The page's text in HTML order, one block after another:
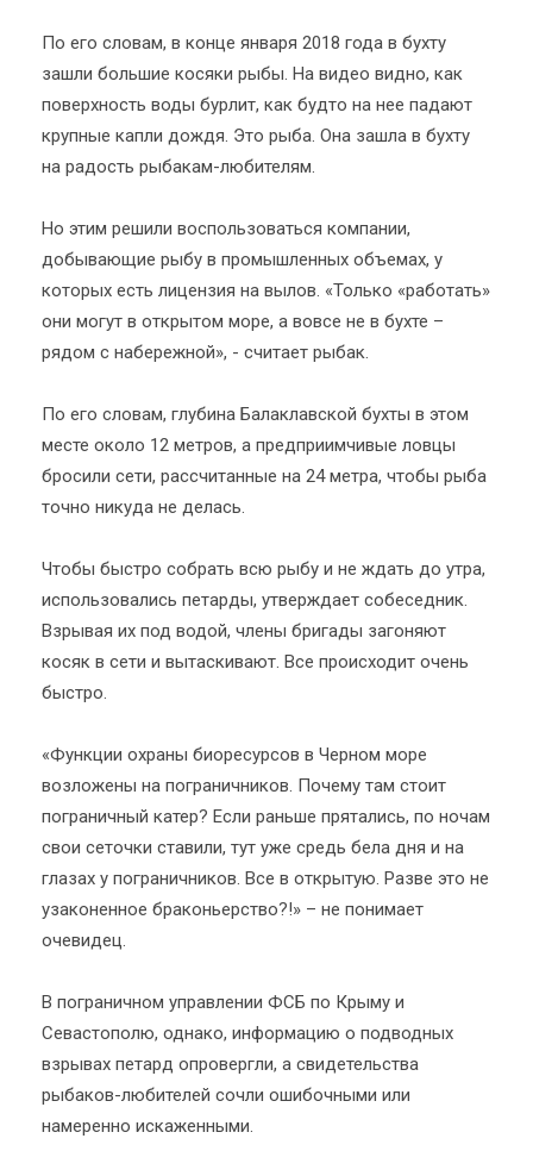
По его словам, в конце января 2018 года в бухту
зашли большие косяки рыбы. На видео видно, как
поверхность воды бурлит, как будто на нее падают
крупные капли дождя. Это рыба. Она зашла в бухту
на радость рыбакам-любителям.
Но этим решили воспользоваться компании,
добывающие рыбу в промышленных объемах, у
которых есть лицензия на вылов. «Только «работать»
они могут в открытом море, а вовсе не в бухте –
рядом с набережной», - считает рыбак.
По его словам, глубина Балаклавской бухты в этом
месте около 12 метров, а предприимчивые ловцы
бросили сети, рассчитанные на 24 метра, чтобы рыба
точно никуда не делась.
Чтобы быстро собрать всю рыбу и не ждать до утра,
использовались петарды, утверждает собеседник.
Взрывая их под водой, члены бригады загоняют
косяк в сети и вытаскивают. Все происходит очень
быстро.
«Функции охраны биоресурсов в Черном море
возложены на пограничников. Почему там стоит
пограничный катер? Если раньше прятались, по ночам
свои сеточки ставили, тут уже средь бела дня и на
глазах у пограничников. Все в открытую. Разве это не
узаконенное браконьерство?!» – не понимает
очевидец.
В пограничном управлении ФСБ по Крыму и
Севастополю, однако, информацию о подводных
взрывах петард опровергли, а свидетельства
рыбаков-любителей сочли ошибочными или
намеренно искаженными.